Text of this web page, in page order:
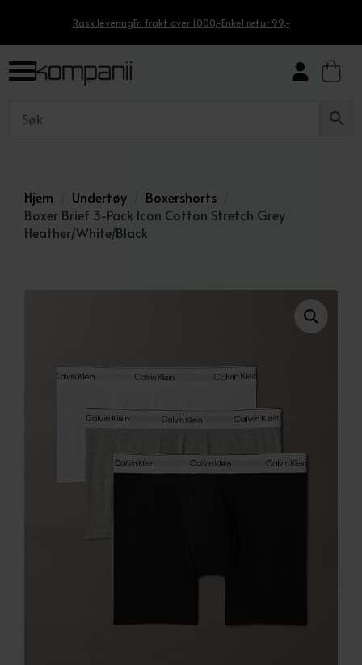
Rask leveringFri frakt over 1000,-Enkel retur 99,-
Hjem Undertøy
Boxershorts
Boxer Brief 3-Pack Icon Cotton Stretch Grey
Heather/White/Black